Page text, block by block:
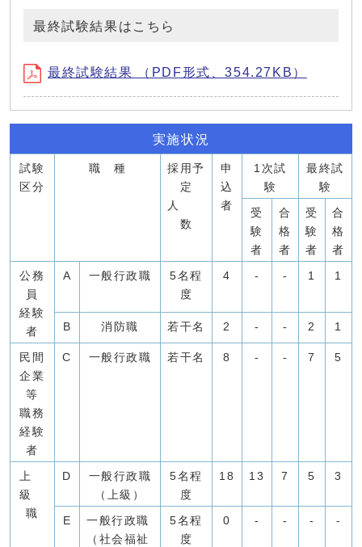
最終試験結果はこちら
最終試験結果 （PDF形式、354.27KB）
実施状況
試験
区分
職 種
採用予
定
人
数
申
込
者
1次試
験
最終試
験
受
験
者
合
格
者
受
験
者
合
格
者
公務
員
経験
者
A 一般行政職
5名程
度
4 - - 1 1
B 消防職 若干名 2 - - 2 1
民間
企業
等
職務
経験
者
C 一般行政職 若干名 8 - - 7 5
上
級
職
D
一般行政職
（上級）
5名程
度
18 13 7 5 3
E
一般行政職
（社会福祉
5名程
度
0 - - - -